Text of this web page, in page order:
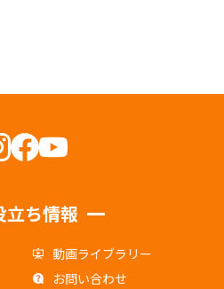
立ち情報
動画ライブラリー
お問い合わせ